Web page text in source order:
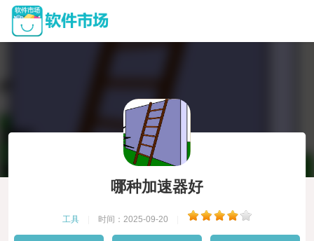
哪种加速器好
工具 时间：2025-09-20